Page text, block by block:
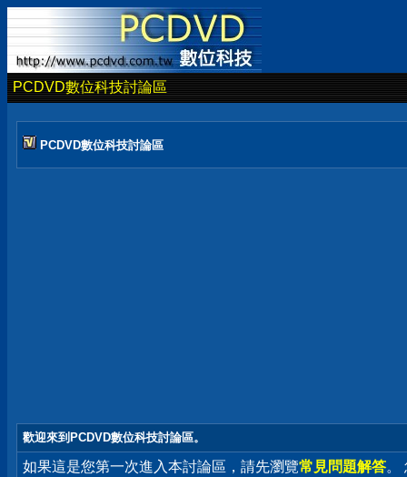
PCDVD數位科技討論區
PCDVD數位科技討論區
歡迎來到PCDVD數位科技討論區。
如果這是您第一次進入本討論區，請先瀏覽常見問題解答。